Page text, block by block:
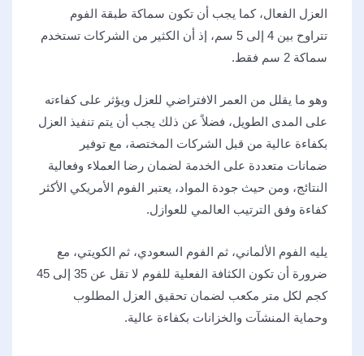
العزل الفعال، كما يجب أن تكون سماكة طبقة الفوم
تتراوح بين 4 إلى 5 سم، إذ أن الكثير من الشركات تستخدم
سماكة 2 سم فقط.
وهو ما يقلل من العمر الافتراضي للعزل ويؤثر على كفاءته
على المدى الطويل، فضلاً عن ذلك يجب أن يتم تنفيذ العزل
بكفاءة عالية من قبل الشركات المختصة، مع توفير
ضمانات متعددة على الخدمة لضمان رضا العملاء وفعالية
النتائج، ومن حيث جودة المواد، يعتبر الفوم الأمريكي الأكثر
كفاءة وفق الترتيب العالمي للعوازل.
يليه الفوم الألماني، ثم الفوم السعودي، ثم الكويتي، مع
ضرورة أن تكون الكثافة الفعلية للفوم لا تقل عن 35 إلى 45
كجم لكل متر مكعب لضمان تحقيق العزل المطلوب
وحماية المنشآت والخزانات بكفاءة عالية.